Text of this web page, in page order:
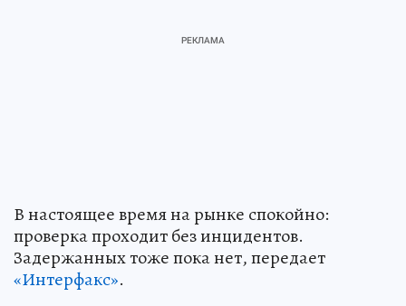
В настоящее время на рынке спокойно:
проверка проходит без инцидентов.
Задержанных тоже пока нет, передает
«Интерфакс».